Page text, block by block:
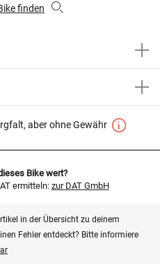
finden
aber ohne Gewähr
Bike wert?
ermitteln: zur DAT GmbH
in der Übersicht zu deinem
Fehler entdeckt? Bitte informiere